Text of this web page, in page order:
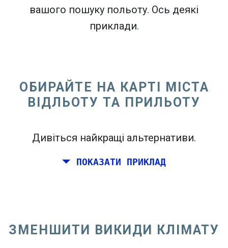
вашого пошуку польоту. Ось деякі
приклади.
ОБИРАЙТЕ НА КАРТІ МІСТА
ВІДЛЬОТУ ТА ПРИЛЬОТУ
Дивіться найкращі альтернативи.
ПОКАЗАТИ ПРИКЛАД
ЗМЕНШИТИ ВИКИДИ КЛІМАТУ